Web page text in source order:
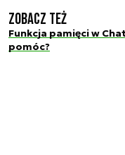
Zobacz też
Funkcja pamięci w
pomóc?